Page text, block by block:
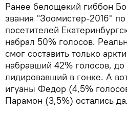
Ранее белощекий гиббон
звания "Зоомистер-2016"
посетителей
набрал 50% голосов.
смог составить только
набравший 42% голосов,
лидировавший в гонке. А
игуаны Федор (4,5%
Парамон (3,5%) остались